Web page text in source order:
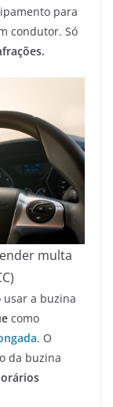
para
condutor. Só
multa
usar a buzina
como
. O
da buzina